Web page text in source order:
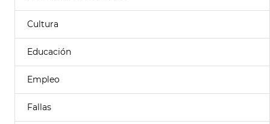
Cultura
Educación
Empleo
Fallas